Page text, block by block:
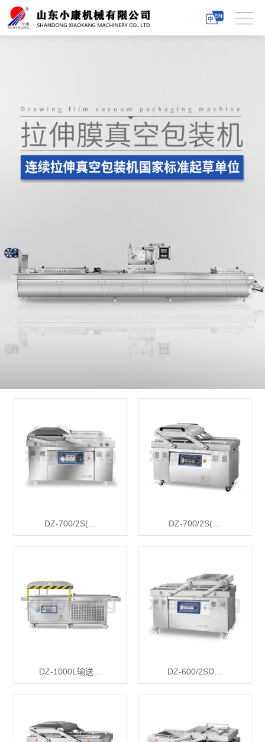
DZ-700/2S(… DZ-700/2S(…
DZ-1000L输送… DZ-600/2SD…